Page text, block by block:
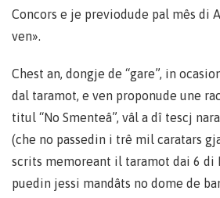
Concors e je previodude pal mês di
ven».
Chest an, dongje de “gare”, in
dal taramot, e ven proponude une
titul “No Smenteâ”, vâl a dî tescj
(che no passedin i trê mil caratars
scrits memoreant il taramot dai 6 di
puedin jessi mandâts no dome de